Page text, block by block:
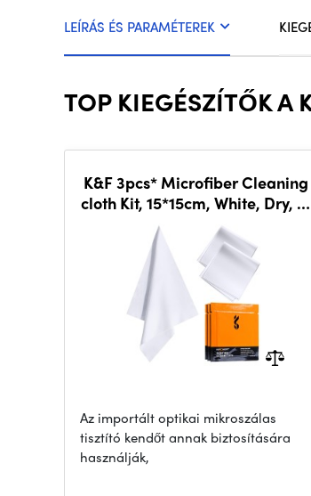
LEÍRÁS ÉS PARAMÉTEREK
TOP KIEGÉSZÍTŐK
K&F 3pcs* Microfiber Cleaning
cloth Kit, 15*15cm, White, Dry, in
vacuum
Az importált optikai mikroszálas
tisztító kendőt annak biztosítására
használják,